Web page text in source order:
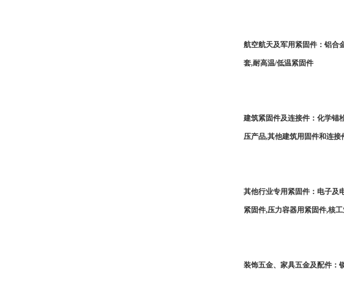
航空航天及军用紧固件：铝合
套,耐高温/低温紧固件
建筑紧固件及连接件：化学锚
压产品,其他建筑用固件和连接
其他行业专用紧固件：电子及
紧固件,压力容器用紧固件,核
装饰五金、家具五金及配件：